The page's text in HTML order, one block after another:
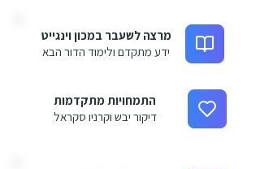
מרצה לשעבר במכון וינגייט
ידע מתקדם ולימוד הדור הבא
התמחויות מתקדמות
דיקור יבש וקרניו סקראל